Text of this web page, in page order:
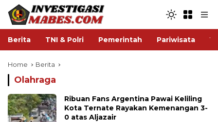
Berita TNI & Polri Pemerintah Pariwisata
Home Berita
Olahraga
Ribuan Fans Argentina Pawai Keliling
Kota Ternate Rayakan Kemenangan 3-
0 atas Aljazair